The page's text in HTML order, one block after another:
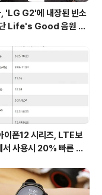
'LG G2'에 내장된 빈소
Life's Good 음원 공
이폰12 시리즈, LTE보
서 사용시 20% 빠른 배